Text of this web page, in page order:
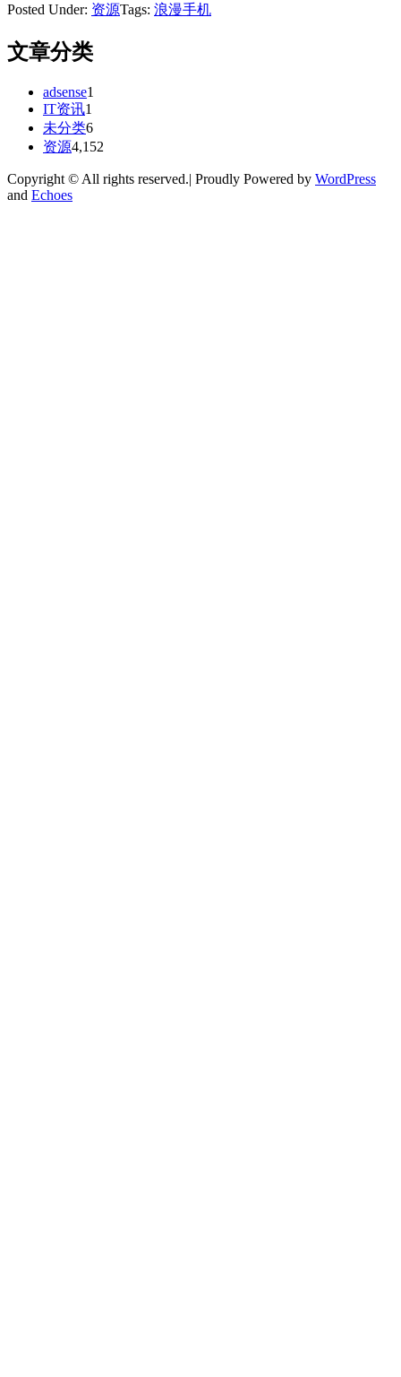
Posted Under: 资源Tags: 浪漫手机
文章分类
adsense1
IT资讯1
未分类6
资源4,152
Copyright © All rights reserved.| Proudly Powered by WordPress
and Echoes